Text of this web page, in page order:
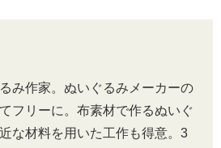
み作家。ぬいぐるみメーカーの
フリーに。布素材で作るぬいぐ
な材料を用いた工作も得意。3